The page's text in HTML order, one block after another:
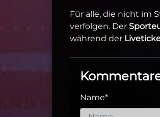
Für alle, die nicht im
verfolgen. Der
während der
Name*